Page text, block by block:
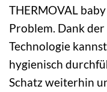
THERMOVAL
Problem. Dank
Technologie
hygienisch
Schatz weiterhin